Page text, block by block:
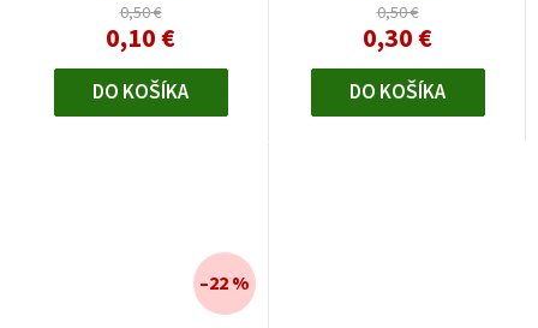
0,50 €
0,10 €
DO KOŠÍKA
0,50 €
0,30 €
DO KOŠÍKA
–22 %